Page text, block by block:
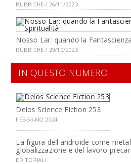
RUBRICHE / 26/11/2023
Nosso Lar: quando la
RUBRICHE / 29/10/2023
IN QUESTO NUMERO
Delos Science Fiction 253
FEBBRAIO 2024
La figura dell'androide come
globalizzazione e del lavoro
EDITORIALI